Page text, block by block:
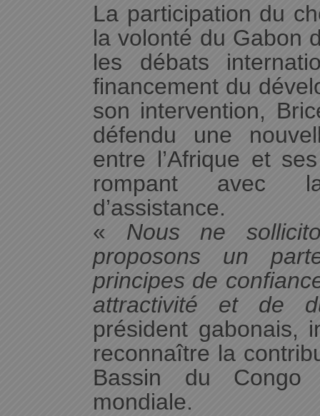
La participation du
la volonté du Gabon
les débats
financement du
son intervention,
défendu une
entre l’Afrique et
rompant avec
d’assistance.
« Nous ne
proposons un
principes de
attractivité et de
président gabonais,
reconnaître la
Bassin du
mondiale.